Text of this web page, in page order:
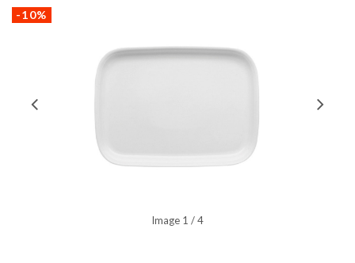
-10%
Image 1 / 4